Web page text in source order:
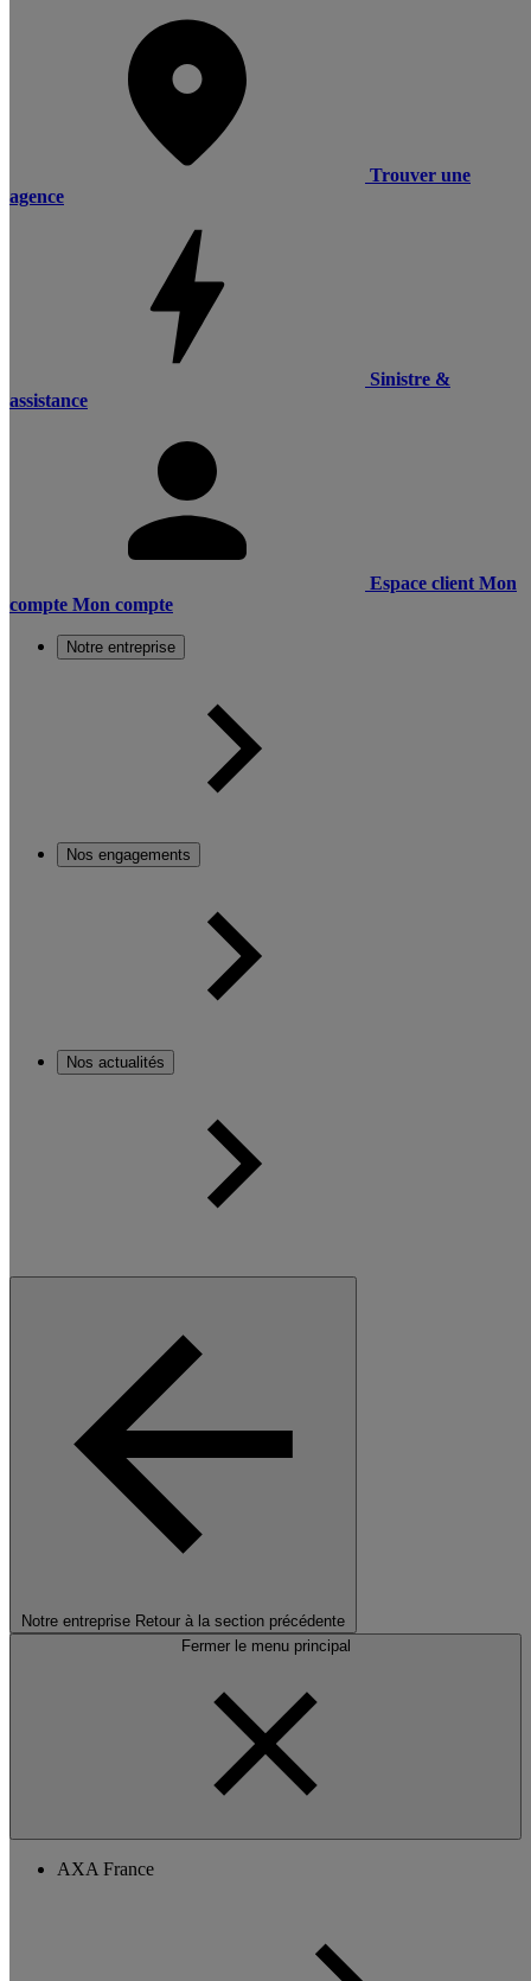
Trouver une
agence
Sinistre &
assistance
Espace client Mon
compte Mon compte
Notre entreprise
Nos engagements
Nos actualités
Notre entreprise Retour à la section précédente
Fermer le menu principal
AXA France